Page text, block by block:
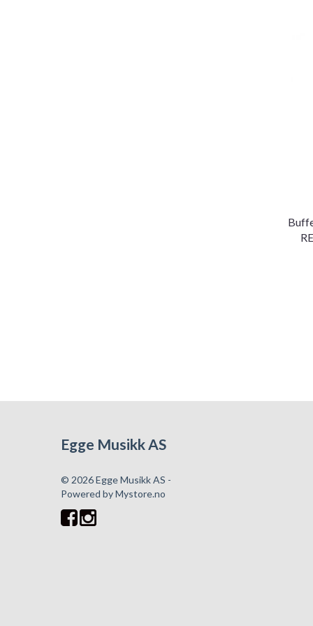
Egge Musikk AS
© 2026 Egge Musikk AS -
Powered byMystore.no